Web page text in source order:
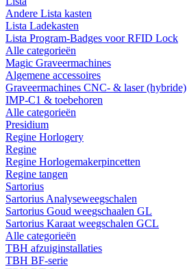
Andere Lista kasten
Lista Ladekasten
Lista Program-Badges voor RFID Lock
Alle categorieën
Magic Graveermachines
Algemene accessoires
Graveermachines CNC- & laser (hybride)
IMP-C1 & toebehoren
Alle categorieën
Presidium
Regine Horlogery
Regine
Regine Horlogemakerpincetten
Regine tangen
Sartorius
Sartorius Analyseweegschalen
Sartorius Goud weegschaalen GL
Sartorius Karaat weegschalen GCL
Alle categorieën
TBH afzuiginstallaties
TBH BF-serie